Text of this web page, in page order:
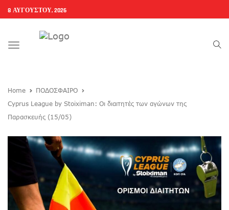
8 ΑΥΓΟΎΣΤΟΥ, 2026
Toggle
Home
ΠΟΔΟΣΦΑΙΡΟ
Cyprus League by Stoiximan: Οι διαιτητές των αγώνων της
Παρασκευής (15/05)